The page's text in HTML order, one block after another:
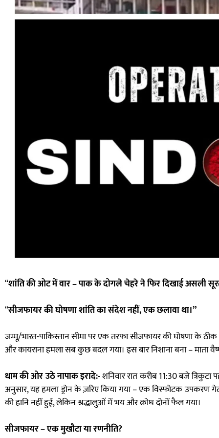
“शांति की ओट में वार – पाक के दोगले चेहरे ने फिर दिखाई असली
“सीजफायर की घोषणा शांति का संदेश नहीं, एक छलावा था।”
जम्मू/भारत-पाकिस्तान सीमा पर एक तरफा सीजफायर की घोषणा के
और कायराना हमला सब कुछ बदल गया। इस बार निशाना बना – माता
धाम की ओर उठे नापाक इरादे:-शनिवार रात करीब 11:30 बजे त्रिकुटा
अनुसार, यह हमला ड्रोन के ज़रिए किया गया – एक विस्फोटक उपकरण
की हानि नहीं हुई, लेकिन श्रद्धालुओं में भय और क्रोध दोनों फैल गया।
सीजफायर – एक मुखौटा या रणनीति?